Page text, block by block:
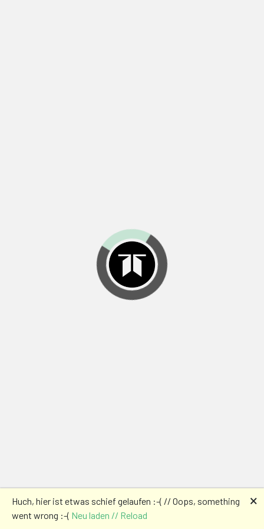
Huch, hier ist etwas schief gelaufen :-( // Oops, something
went wrong :-( Neu laden // Reload
🗙